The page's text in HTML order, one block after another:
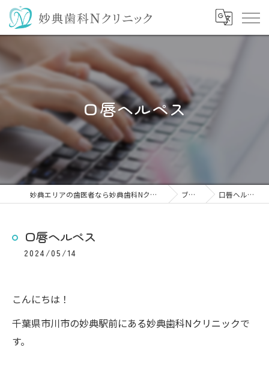
口唇ヘルペス
妙典エリアの歯医者なら妙典歯科Nクリニック ブログ 口唇ヘルペス
口唇ヘルペス
2024/05/14
こんにちは！
千葉県市川市の妙典駅前にある妙典歯科Nクリニックで
す。